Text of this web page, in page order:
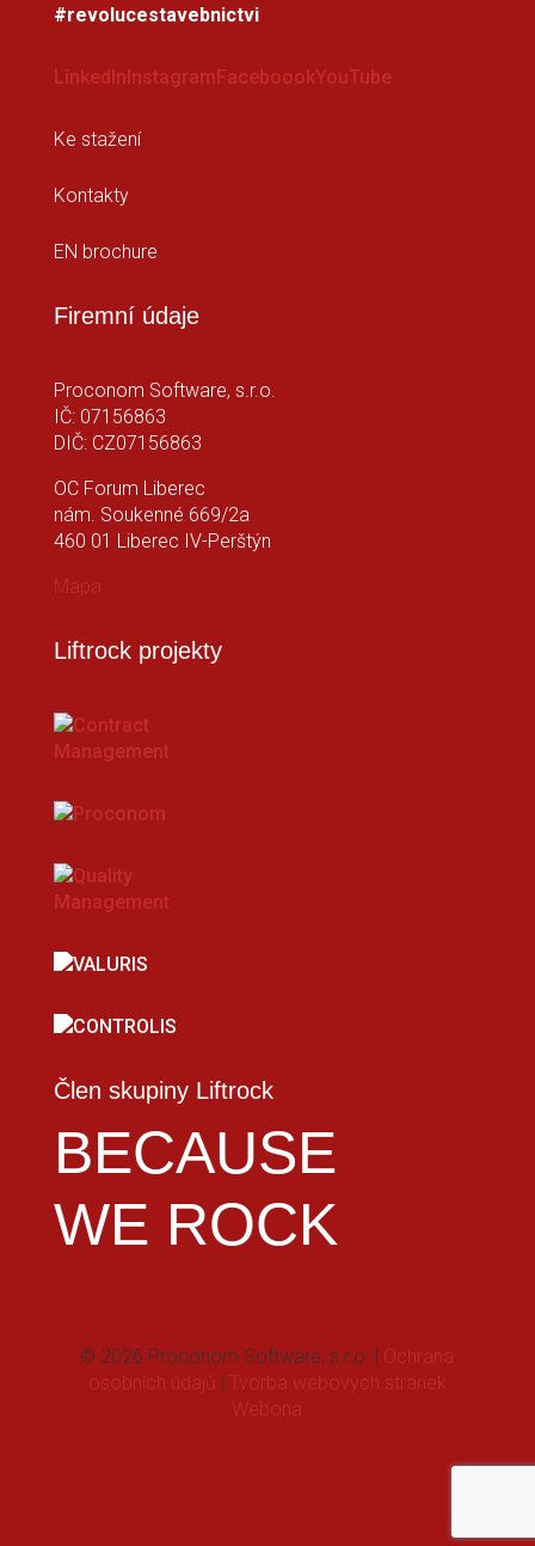
#revolucestavebnictvi
LinkedInInstagramFaceboookYouTube
Ke stažení
Kontakty
EN brochure
Firemní údaje
Proconom Software, s.r.o.
IČ: 07156863
DIČ: CZ07156863
OC Forum Liberec
nám. Soukenné 669/2a
460 01 Liberec IV-Perštýn
Mapa
Liftrock projekty
Člen skupiny Liftrock
BECAUSE
WE ROCK
© 2026 Proconom Software, s.r.o. | Ochrana
osobních údajů | Tvorba webových stránek
Webona